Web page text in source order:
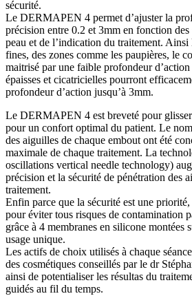
sécurité.
Le DERMAPEN 4 permet d’ajuster la
précision entre 0.2 et 3mm en fonction
peau et de l’indication du traitement. Ainsi
fines, des zones comme les paupières, le
maitrisé par une faible profondeur
épaisses et cicatricielles pourront
profondeur d’action jusqu’à 3mm.
Le DERMAPEN 4 est breveté pour
pour un confort optimal du patient. Le
des aiguilles de chaque embout ont été
maximale de chaque traitement. La
oscillations vertical needle technology)
précision et la sécurité de pénétration des
traitement.
Enfin parce que la sécurité est une priorité,
pour éviter tous risques de contamination
grâce à 4 membranes en silicone montées
usage unique.
Les actifs de choix utilisés à chaque
des cosmétiques conseillés par le dr
ainsi de potentialiser les résultas du
guidés au fil du temps.